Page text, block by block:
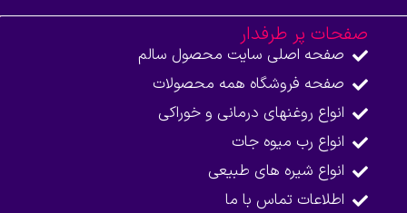
صفحات پر طرفدار
صفحه اصلی سایت محصول سالم
صفحه فروشگاه همه محصولات​
انواع روغنهای درمانی و خوراکی
انواع رب میوه جات
انواع شیره های طبیعی
اطلاعات تماس با ما​